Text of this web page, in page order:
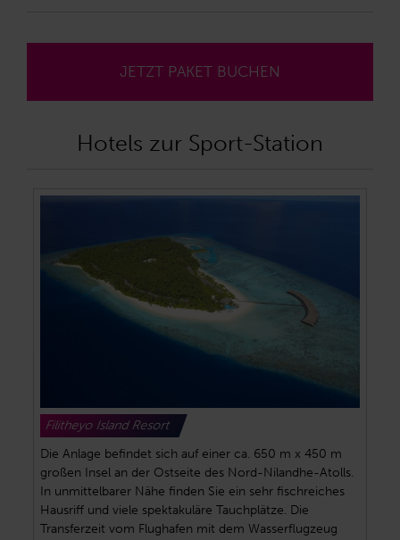
JETZT PAKET BUCHEN
Hotels zur Sport-Station
Filitheyo Island Resort
Die Anlage befindet sich auf einer ca. 650 m x 450 m
großen Insel an der Ostseite des Nord-Nilandhe-Atolls.
In unmittelbarer Nähe finden Sie ein sehr fischreiches
Hausriff und viele spektakuläre Tauchplätze. Die
Transferzeit vom Flughafen mit dem Wasserflugzeug